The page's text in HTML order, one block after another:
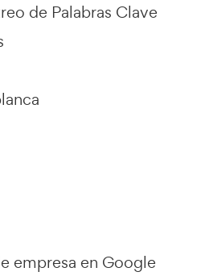
de Palabras Clave
empresa en Google